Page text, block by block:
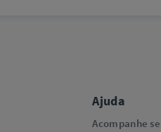
Ajuda
Acompanhe